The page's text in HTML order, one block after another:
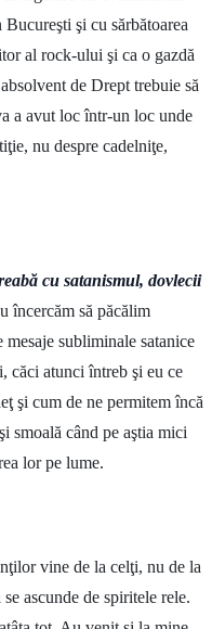
şi cu sărbătoarea
al rock-ului şi ca o gazdă
de Drept trebuie să
a avut loc într-un loc unde
nu despre cadelniţe,
cu satanismul, dovlecii
încercăm să păcălim
subliminale satanice
căci atunci întreb şi eu ce
şi cum de ne permitem încă
smoală când pe aştia mici
lor pe lume.
vine de la celţi, nu de la
ascunde de spiritele rele.